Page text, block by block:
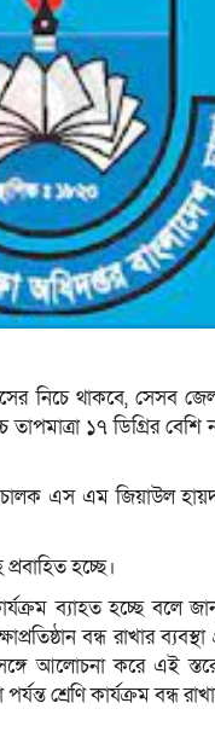
নিচে থাকবে, সেসব
১৭ ডিগ্রির বেশি
এস এম জিয়াউল
হচ্ছে।
ব্যাহত হচ্ছে বলে
বন্ধ রাখার
আলোচনা করে এই স্তরের
শ্রেণি কার্যক্রম বন্ধ